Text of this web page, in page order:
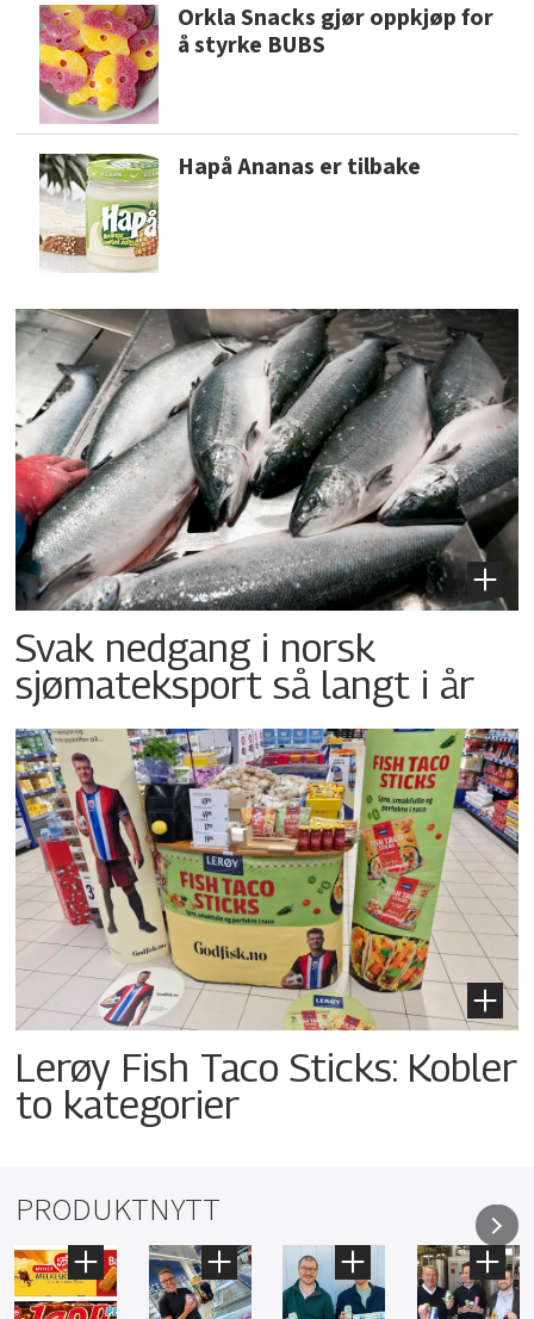
Orkla Snacks gjør oppkjøp for
å styrke BUBS
Hapå Ananas er tilbake
Svak nedgang i norsk
sjømateksport så langt i år
Lerøy Fish Taco Sticks: Kobler
to kategorier
PRODUKTNYTT